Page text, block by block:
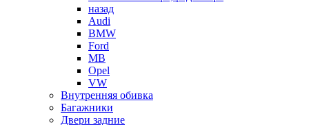
назад
Audi
BMW
Ford
MB
Opel
VW
Внутренняя обивка
Багажники
Двери задние